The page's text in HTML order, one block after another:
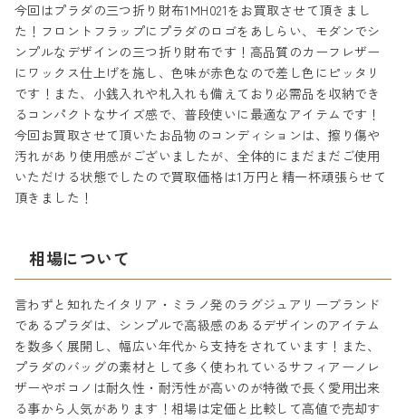
今回はプラダの三つ折り財布1MH021をお買取させて頂きまし
た！フロントフラップにプラダのロゴをあしらい、モダンでシ
ンプルなデザインの三つ折り財布です！高品質のカーフレザー
にワックス仕上げを施し、色味が赤色なので差し色にピッタリ
です！また、小銭入れや札入れも備えており必需品を収納でき
るコンパクトなサイズ感で、普段使いに最適なアイテムです！
今回お買取させて頂いたお品物のコンディションは、擦り傷や
汚れがあり使用感がございましたが、全体的にまだまだご使用
いただける状態でしたので買取価格は1万円と精一杯頑張らせて
頂きました！
相場について
言わずと知れたイタリア・ミラノ発のラグジュアリーブランド
であるプラダは、シンプルで高級感のあるデザインのアイテム
を数多く展開し、幅広い年代から支持をされています！また、
プラダのバッグの素材として多く使われているサフィアーノレ
ザーやポコノは耐久性・耐汚性が高いのが特徴で長く愛用出来
る事から人気があります！相場は定価と比較して高値で売却す